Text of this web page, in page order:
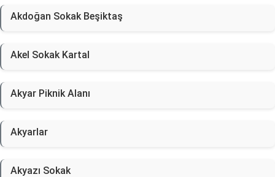
Akdoğan Sokak Beşiktaş
Akel Sokak Kartal
Akyar Piknik Alanı
Akyarlar
Akyazı Sokak